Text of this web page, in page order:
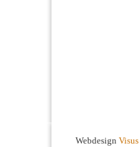
Webdesign Visus